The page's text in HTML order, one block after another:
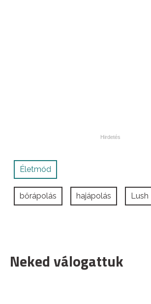
Életmód
bőrápolás hajápolás Lush
Neked válogattuk